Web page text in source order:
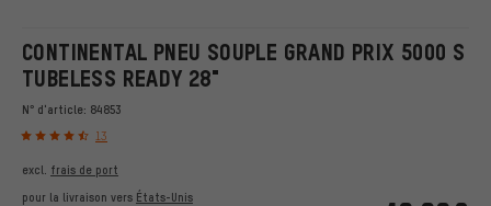
CONTINENTAL PNEU SOUPLE GRAND PRIX 5000 S
TUBELESS READY 28"
N° d'article: 84853
13
excl. frais de port
pour la livraison vers États-Unis